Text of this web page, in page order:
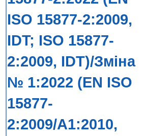
ISO 15877-2:2009,
IDT; ISO 15877-
2:2009, IDT)/Зміна
№ 1:2022 (EN ISO
15877-
2:2009/A1:2010,